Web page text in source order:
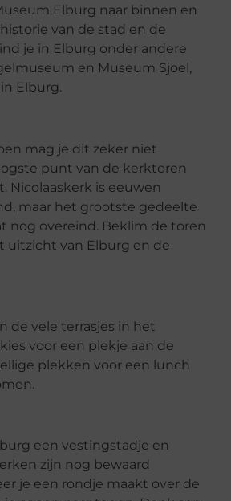
Elburg naar binnen en
van de stad en de
je in Elburg onder andere
en Museum Sjoel,
Elburg.
mag je dit zeker niet
punt van de kerktoren
Nicolaaskerk is eeuwen
maar het grootste gedeelte
nog overeind. Beklim de toren
uitzicht van Elburg en de
de vele terrasjes in het
voor een plekje aan de
plekken voor een lunch
een vestingstadje en
zijn nog bewaard
je een rondje maakt over de